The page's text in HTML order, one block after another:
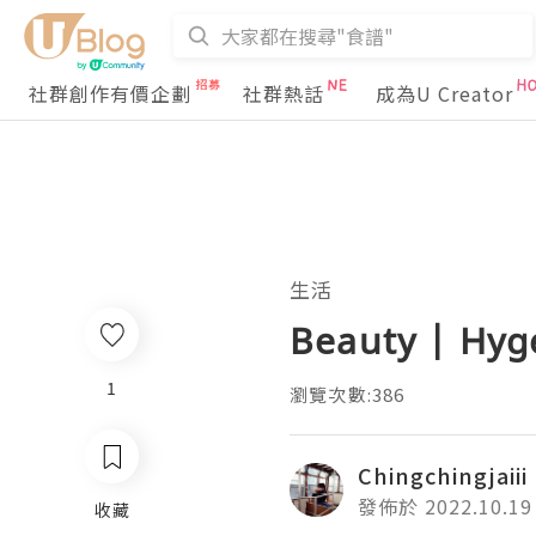
社群創作有價企劃 社群熱話 成為U Creator
1
收藏
生活
Beauty |
瀏覽次數:386
Chingchingjaiii
發佈於 2022.10.19